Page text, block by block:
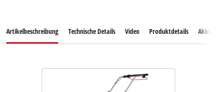
Artikelbeschreibung Technische Details Video Produktdetails